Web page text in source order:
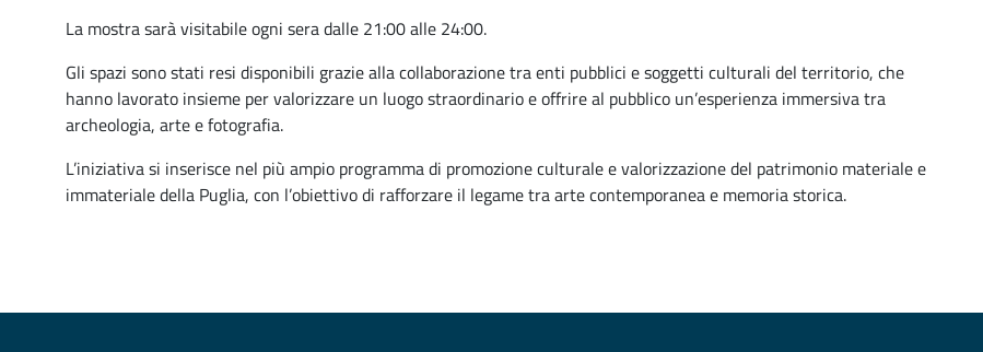
La mostra sarà visitabile ogni sera dalle 21:00 alle 24:00.
Gli spazi sono stati resi disponibili grazie alla collaborazione tra enti pubblici e soggetti culturali del territorio, che
hanno lavorato insieme per valorizzare un luogo straordinario e offrire al pubblico un’esperienza immersiva tra
archeologia, arte e fotografia.
L’iniziativa si inserisce nel più ampio programma di promozione culturale e valorizzazione del patrimonio materiale e
immateriale della Puglia, con l’obiettivo di rafforzare il legame tra arte contemporanea e memoria storica.